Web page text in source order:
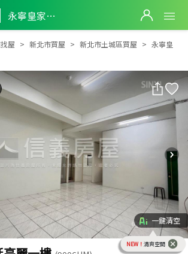
永寧皇家宮廷亮麗一樓
永寧皇家宮廷亮麗一樓
屋 新北市買屋 新北市土城區買屋
永寧皇
一鍵清空
NEW！ 清爽空間